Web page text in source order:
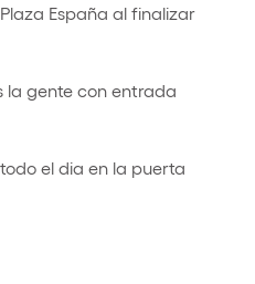
España al finalizar
la gente con entrada
el dia en la puerta